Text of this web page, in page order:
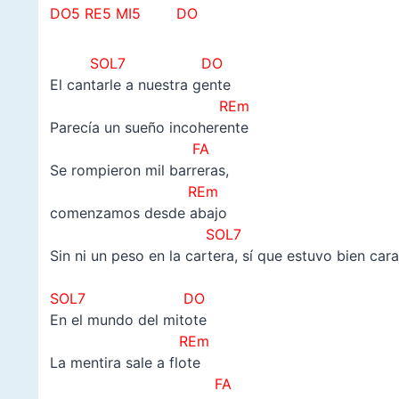
DO5 RE5 MI5 DO
SOL7 DO
El cantarle a nuestra gente
REm
Parecía un sueño incoherente
FA
Se rompieron mil barreras,
REm
comenzamos desde abajo
SOL7
Sin ni un peso en la cartera, sí que estuvo bien
SOL7 DO
En el mundo del mitote
REm
La mentira sale a flote
FA